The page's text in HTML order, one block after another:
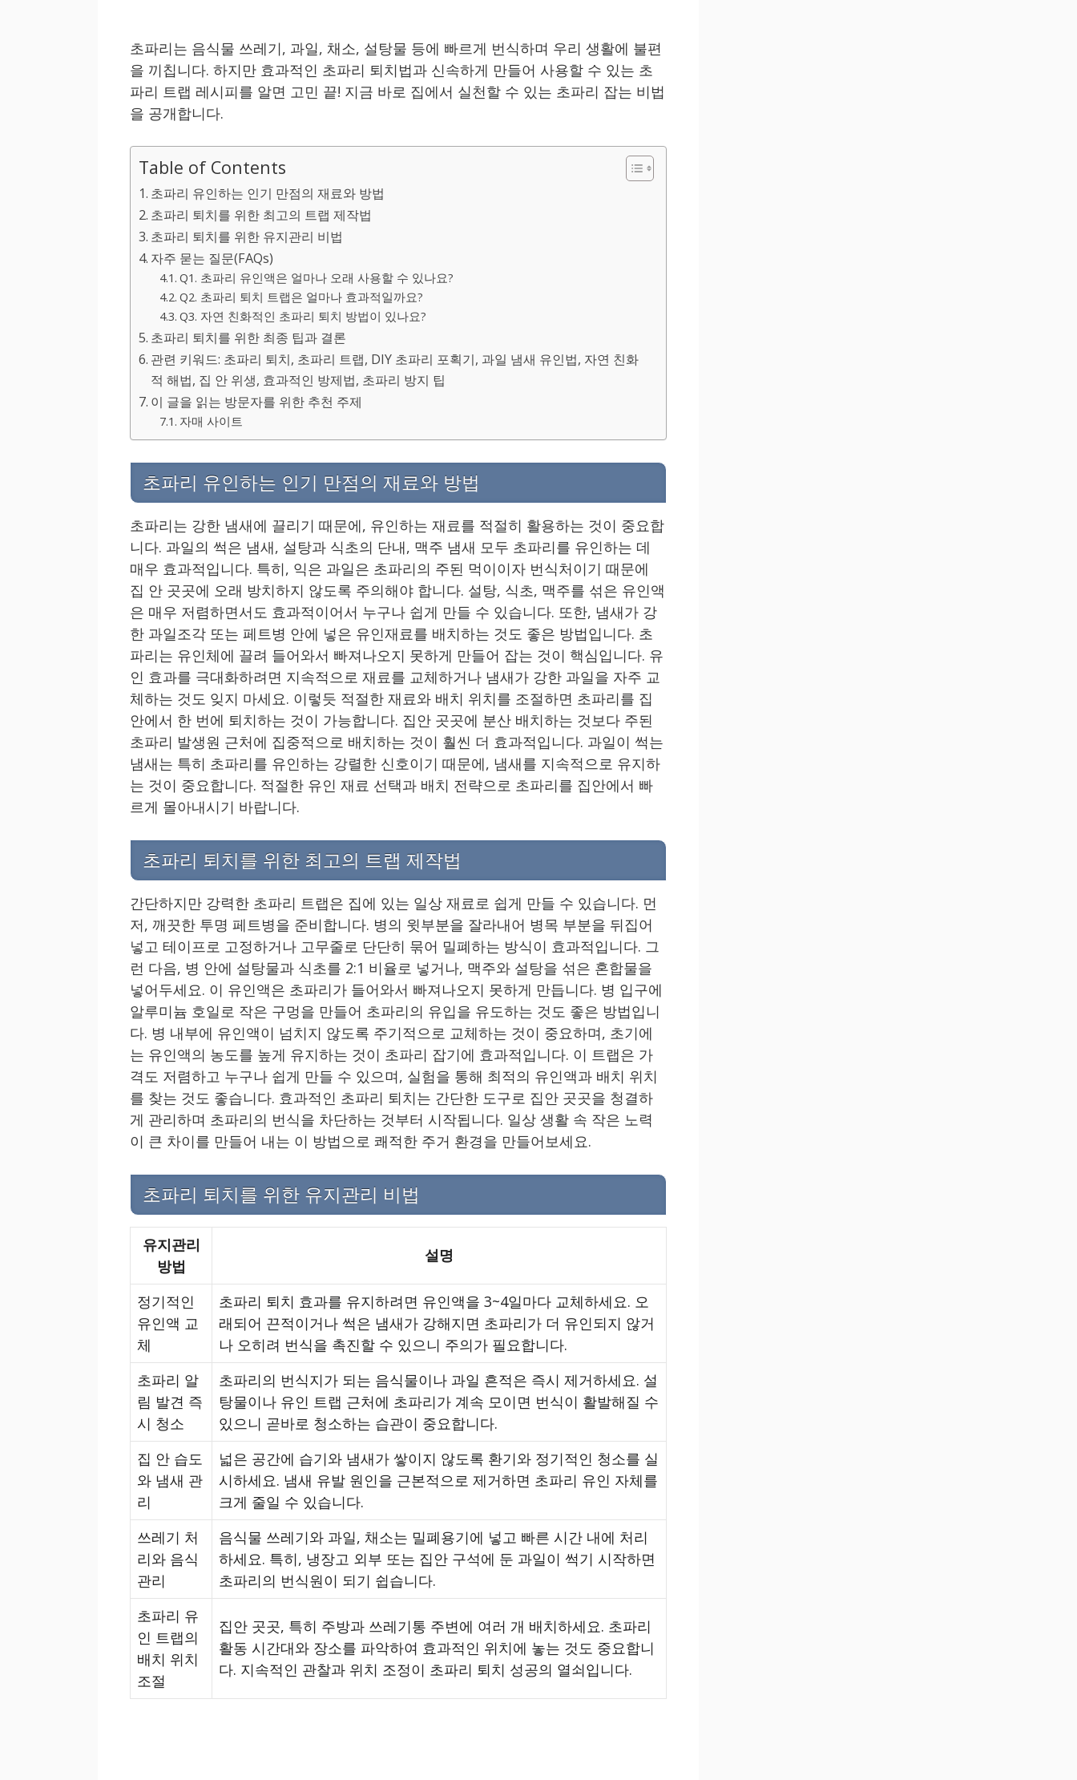
초파리는 음식물 쓰레기, 과일, 채소, 설탕물 등에 빠르게 번식하며 우리 생활에 불편
을 끼칩니다. 하지만 효과적인 초파리 퇴치법과 신속하게 만들어 사용할 수 있는 초
파리 트랩 레시피를 알면 고민 끝! 지금 바로 집에서 실천할 수 있는 초파리 잡는 비법
을 공개합니다.
Table of Contents
초파리 유인하는 인기 만점의 재료와 방법
초파리 퇴치를 위한 최고의 트랩 제작법
초파리 퇴치를 위한 유지관리 비법
자주 묻는 질문(FAQs)
Q1. 초파리 유인액은 얼마나 오래 사용할 수 있나요?
Q2. 초파리 퇴치 트랩은 얼마나 효과적일까요?
Q3. 자연 친화적인 초파리 퇴치 방법이 있나요?
초파리 퇴치를 위한 최종 팁과 결론
관련 키워드: 초파리 퇴치, 초파리 트랩, DIY 초파리 포획기, 과일 냄새 유인법, 자연 친화
적 해법, 집 안 위생, 효과적인 방제법, 초파리 방지 팁
이 글을 읽는 방문자를 위한 추천 주제
자매 사이트
초파리 유인하는 인기 만점의 재료와 방법
초파리는 강한 냄새에 끌리기 때문에, 유인하는 재료를 적절히 활용하는 것이 중요합
니다. 과일의 썩은 냄새, 설탕과 식초의 단내, 맥주 냄새 모두 초파리를 유인하는 데
매우 효과적입니다. 특히, 익은 과일은 초파리의 주된 먹이이자 번식처이기 때문에
집 안 곳곳에 오래 방치하지 않도록 주의해야 합니다. 설탕, 식초, 맥주를 섞은 유인액
은 매우 저렴하면서도 효과적이어서 누구나 쉽게 만들 수 있습니다. 또한, 냄새가 강
한 과일조각 또는 페트병 안에 넣은 유인재료를 배치하는 것도 좋은 방법입니다. 초
파리는 유인체에 끌려 들어와서 빠져나오지 못하게 만들어 잡는 것이 핵심입니다. 유
인 효과를 극대화하려면 지속적으로 재료를 교체하거나 냄새가 강한 과일을 자주 교
체하는 것도 잊지 마세요. 이렇듯 적절한 재료와 배치 위치를 조절하면 초파리를 집
안에서 한 번에 퇴치하는 것이 가능합니다. 집안 곳곳에 분산 배치하는 것보다 주된
초파리 발생원 근처에 집중적으로 배치하는 것이 훨씬 더 효과적입니다. 과일이 썩는
냄새는 특히 초파리를 유인하는 강렬한 신호이기 때문에, 냄새를 지속적으로 유지하
는 것이 중요합니다. 적절한 유인 재료 선택과 배치 전략으로 초파리를 집안에서 빠
르게 몰아내시기 바랍니다.
초파리 퇴치를 위한 최고의 트랩 제작법
간단하지만 강력한 초파리 트랩은 집에 있는 일상 재료로 쉽게 만들 수 있습니다. 먼
저, 깨끗한 투명 페트병을 준비합니다. 병의 윗부분을 잘라내어 병목 부분을 뒤집어
넣고 테이프로 고정하거나 고무줄로 단단히 묶어 밀폐하는 방식이 효과적입니다. 그
런 다음, 병 안에 설탕물과 식초를 2:1 비율로 넣거나, 맥주와 설탕을 섞은 혼합물을
넣어두세요. 이 유인액은 초파리가 들어와서 빠져나오지 못하게 만듭니다. 병 입구에
알루미늄 호일로 작은 구멍을 만들어 초파리의 유입을 유도하는 것도 좋은 방법입니
다. 병 내부에 유인액이 넘치지 않도록 주기적으로 교체하는 것이 중요하며, 초기에
는 유인액의 농도를 높게 유지하는 것이 초파리 잡기에 효과적입니다. 이 트랩은 가
격도 저렴하고 누구나 쉽게 만들 수 있으며, 실험을 통해 최적의 유인액과 배치 위치
를 찾는 것도 좋습니다. 효과적인 초파리 퇴치는 간단한 도구로 집안 곳곳을 청결하
게 관리하며 초파리의 번식을 차단하는 것부터 시작됩니다. 일상 생활 속 작은 노력
이 큰 차이를 만들어 내는 이 방법으로 쾌적한 주거 환경을 만들어보세요.
초파리 퇴치를 위한 유지관리 비법
유지관리
방법
설명
정기적인
유인액 교
체
초파리 퇴치 효과를 유지하려면 유인액을 3~4일마다 교체하세요. 오
래되어 끈적이거나 썩은 냄새가 강해지면 초파리가 더 유인되지 않거
나 오히려 번식을 촉진할 수 있으니 주의가 필요합니다.
초파리 알
림 발견 즉
시 청소
초파리의 번식지가 되는 음식물이나 과일 흔적은 즉시 제거하세요. 설
탕물이나 유인 트랩 근처에 초파리가 계속 모이면 번식이 활발해질 수
있으니 곧바로 청소하는 습관이 중요합니다.
집 안 습도
와 냄새 관
리
넓은 공간에 습기와 냄새가 쌓이지 않도록 환기와 정기적인 청소를 실
시하세요. 냄새 유발 원인을 근본적으로 제거하면 초파리 유인 자체를
크게 줄일 수 있습니다.
쓰레기 처
리와 음식
관리
음식물 쓰레기와 과일, 채소는 밀폐용기에 넣고 빠른 시간 내에 처리
하세요. 특히, 냉장고 외부 또는 집안 구석에 둔 과일이 썩기 시작하면
초파리의 번식원이 되기 쉽습니다.
초파리 유
인 트랩의
배치 위치
조절
집안 곳곳, 특히 주방과 쓰레기통 주변에 여러 개 배치하세요. 초파리
활동 시간대와 장소를 파악하여 효과적인 위치에 놓는 것도 중요합니
다. 지속적인 관찰과 위치 조정이 초파리 퇴치 성공의 열쇠입니다.